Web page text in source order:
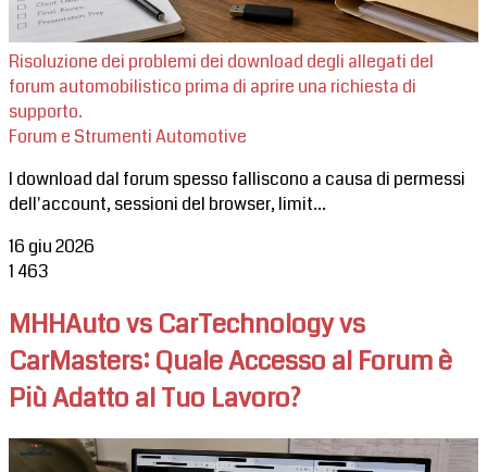
Risoluzione dei problemi dei download degli allegati del
forum automobilistico prima di aprire una richiesta di
supporto.
Forum e Strumenti Automotive
I download dal forum spesso falliscono a causa di permessi
dell'account, sessioni del browser, limit...
16 giu 2026
1 463
MHHAuto vs CarTechnology vs
CarMasters: Quale Accesso al Forum è
Più Adatto al Tuo Lavoro?